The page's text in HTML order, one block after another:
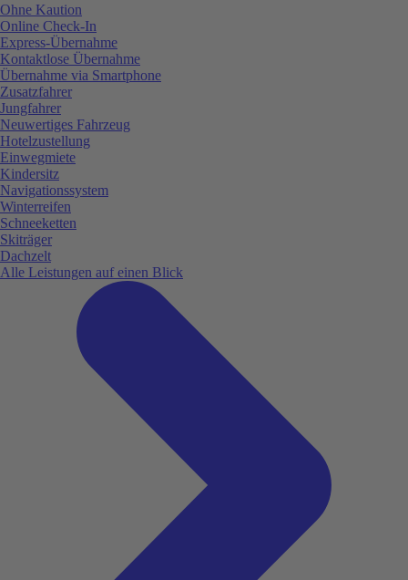
Ohne Kaution
Online Check-In
Express-Übernahme
Kontaktlose Übernahme
Übernahme via Smartphone
Zusatzfahrer
Jungfahrer
Neuwertiges Fahrzeug
Hotelzustellung
Einwegmiete
Kindersitz
Navigationssystem
Winterreifen
Schneeketten
Skiträger
Dachzelt
Alle Leistungen auf einen Blick